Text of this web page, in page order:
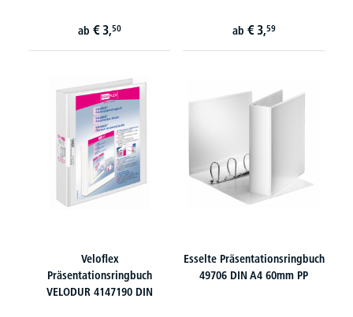
ab € 3,50 ab € 3,59
Veloflex
Präsentationsringbuch
VELODUR 4147190 DIN
Esselte Präsentationsringbuch
49706 DIN A4 60mm PP